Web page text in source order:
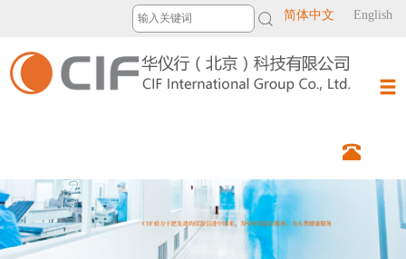
简体中文 English